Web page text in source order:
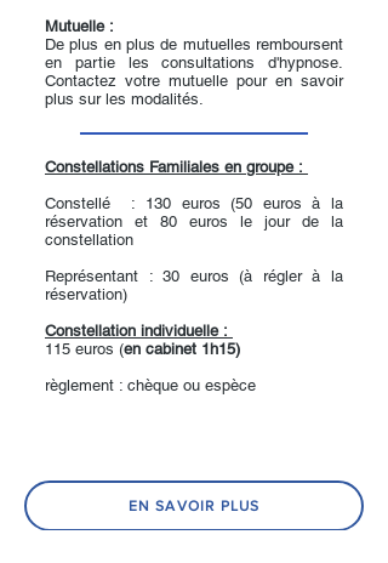
Mutuelle :
De plus en plus de mutuelles remboursent
en partie les consultations d'hypnose.
Contactez votre mutuelle pour en savoir
plus sur les modalités.
Constellations Familiales en groupe :
Constellé : 130 euros (50 euros à la
réservation et 80 euros le jour de la
constellation
Représentant : 30 euros (à régler à la
réservation)
Constellation individuelle :
115 euros (en cabinet 1h15)
​​​​règlement : chèque ou espèce
EN SAVOIR PLUS